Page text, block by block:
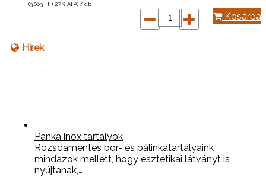
(3 063 Ft + 27% ÁFA) / db
Kosárba
Hírek
Panka inox tartályok
Rozsdamentes bor- és pálinkatartályaink
mindazok mellett, hogy esztétikai látványt is
nyújtanak,…